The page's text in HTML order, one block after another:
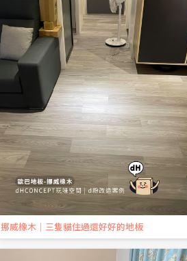
挪威橡木｜三隻貓住過還好好的地板